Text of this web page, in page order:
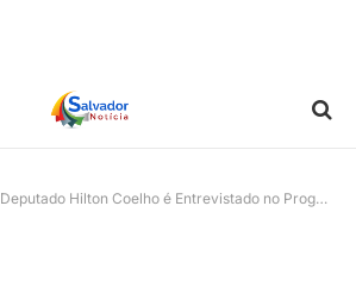
Deputado Hilton Coelho é Entrevistado no Programa Pode Almir Sobre Greve dos Professores e Reajuste dos Servidores